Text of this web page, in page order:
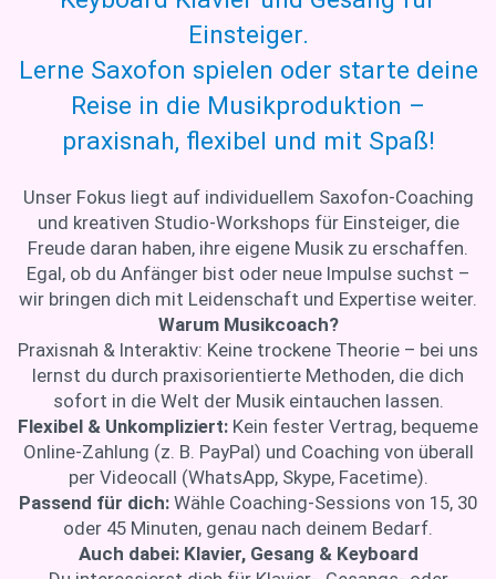
Einsteiger.
Lerne Saxofon spielen oder starte deine
Reise in die Musikproduktion –
praxisnah, flexibel und mit Spaß!
Unser Fokus liegt auf individuellem Saxofon-Coaching
und kreativen Studio-Workshops für Einsteiger, die
Freude daran haben, ihre eigene Musik zu erschaffen.
Egal, ob du Anfänger bist oder neue Impulse suchst –
wir bringen dich mit Leidenschaft und Expertise weiter.
Warum Musikcoach?
Praxisnah & Interaktiv: Keine trockene Theorie – bei uns
lernst du durch praxisorientierte Methoden, die dich
sofort in die Welt der Musik eintauchen lassen.
Flexibel & Unkompliziert: Kein fester Vertrag, bequeme
Online-Zahlung (z. B. PayPal) und Coaching von überall
per Videocall (WhatsApp, Skype, Facetime).
Passend für dich: Wähle Coaching-Sessions von 15, 30
oder 45 Minuten, genau nach deinem Bedarf.
Auch dabei: Klavier, Gesang & Keyboard